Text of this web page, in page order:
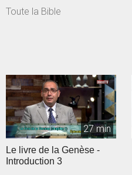
Toute la Bible
27 min
Le livre de la Genèse -
Introduction 3